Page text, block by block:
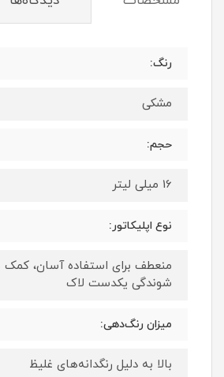
رنگ:
مشکی
حجم:
16 میلی لیتر
نوع اپلیکاتور:
منعطف برای استفاده آسان،
شوندگی یکدست لاک
میزان رنگ‌دهی:
بالا به دلیل رنگدانه‌های غلیظ